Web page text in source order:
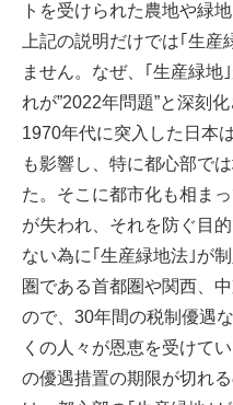
トを受けられた農地や緑地
上記の説明だけでは｢生
ません。なぜ、｢生産緑地
れが”2022年問題”と深刻
1970年代に突入した日本
も影響し、特に都心部で
た。そこに都市化も相ま
が失われ、それを防ぐ目
ない為に｢生産緑地法｣が
圏である首都圏や関西、
ので、30年間の税制優遇
くの人々が恩恵を受けて
の優遇措置の期限が切れ